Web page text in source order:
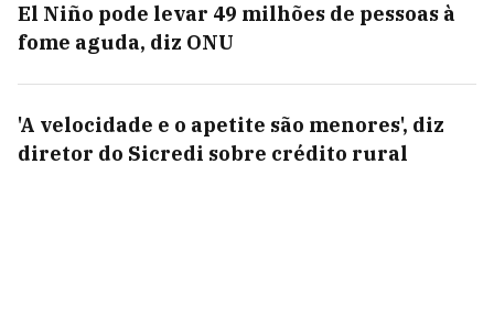
El Niño pode levar 49 milhões de pessoas à
fome aguda, diz ONU
'A velocidade e o apetite são menores', diz
diretor do Sicredi sobre crédito rural